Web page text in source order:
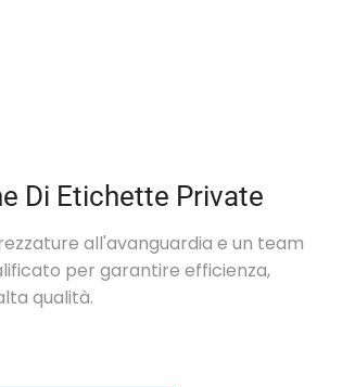
Di Etichette Private
all'avanguardia e un team
per garantire efficienza,
qualità.